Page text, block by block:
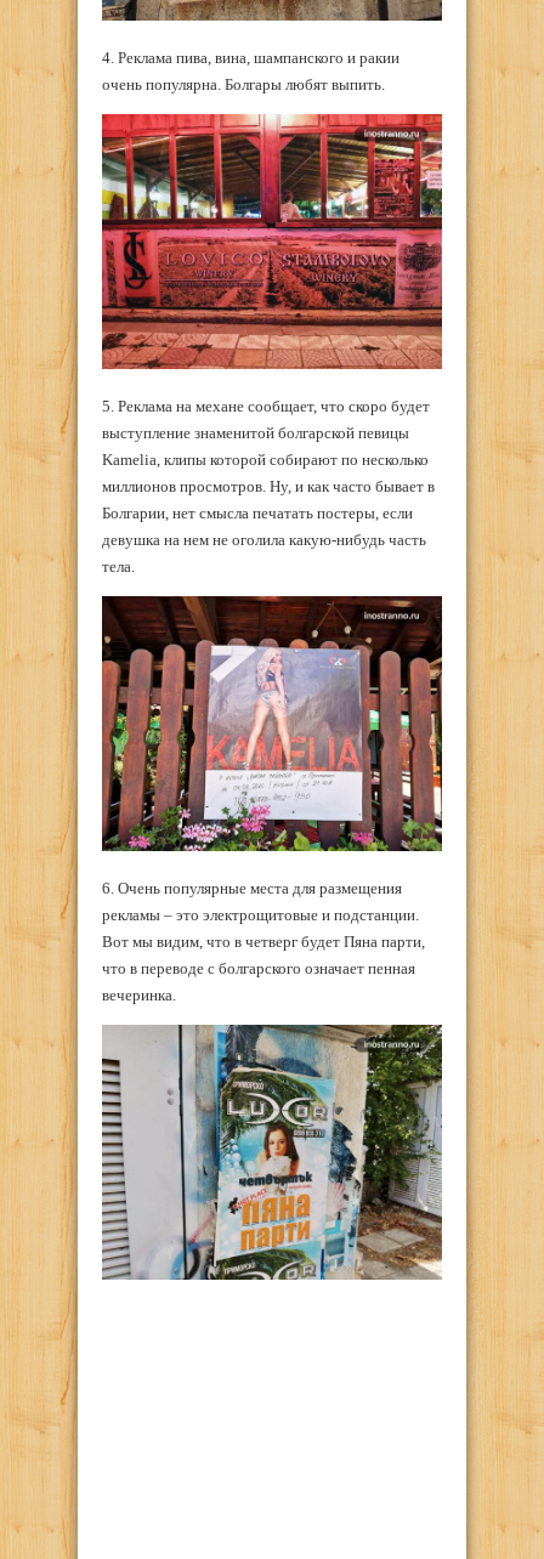
4. Реклама пива, вина, шампанского и ракии
очень популярна. Болгары любят выпить.
5. Реклама на механе сообщает, что скоро будет
выступление знаменитой болгарской певицы
Kamelia, клипы которой собирают по несколько
миллионов просмотров. Ну, и как часто бывает в
Болгарии, нет смысла печатать постеры, если
девушка на нем не оголила какую-нибудь часть
тела.
6. Очень популярные места для размещения
рекламы – это электрощитовые и подстанции.
Вот мы видим, что в четверг будет Пяна парти,
что в переводе с болгарского означает пенная
вечеринка.